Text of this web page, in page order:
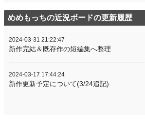
めめもっちの近況ボードの更新履歴
2024-03-31 21:22:47
新作完結＆既存作の短編集へ整理
2024-03-17 17:44:24
新作更新予定について(3/24追記)